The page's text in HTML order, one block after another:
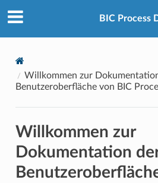
BIC Process
Willkommen zur
Benutzeroberfläche von BIC
Willkommen zur
Dokumentation